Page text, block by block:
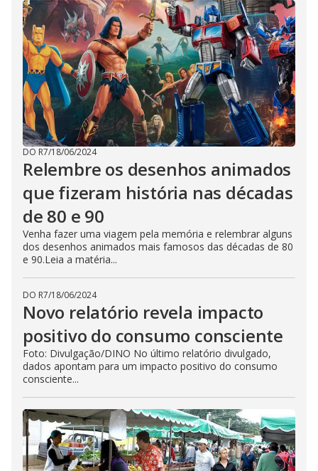
DO R7/18/06/2024
Relembre os desenhos animados
que fizeram história nas décadas
de 80 e 90
Venha fazer uma viagem pela memória e relembrar alguns
dos desenhos animados mais famosos das décadas de 80
e 90.Leia a matéria...
DO R7/18/06/2024
Novo relatório revela impacto
positivo do consumo consciente
Foto: Divulgação/DINO No último relatório divulgado,
dados apontam para um impacto positivo do consumo
consciente...